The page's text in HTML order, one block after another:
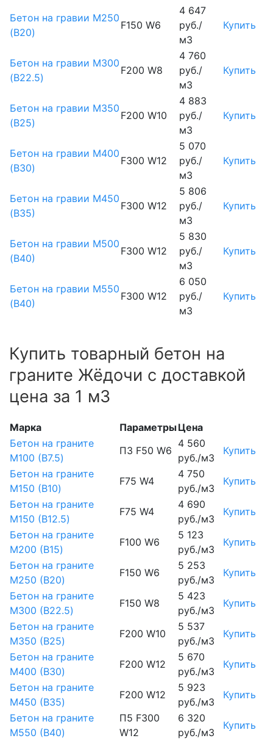
Бетон на гравии М250
(B20)
F150 W6
4 647
руб./
м3
Купить
Бетон на гравии М300
(B22.5)
F200 W8
4 760
руб./
м3
Купить
Бетон на гравии М350
(B25)
F200 W10
4 883
руб./
м3
Купить
Бетон на гравии М400
(B30)
F300 W12
5 070
руб./
м3
Купить
Бетон на гравии М450
(В35)
F300 W12
5 806
руб./
м3
Купить
Бетон на гравии М500
(В40)
F300 W12
5 830
руб./
м3
Купить
Бетон на гравии М550
(В40)
F300 W12
6 050
руб./
м3
Купить
Купить товарный бетон на
граните Жёдочи с доставкой
цена за 1 м3
Марка ПараметрыЦена
Бетон на граните
М100 (B7.5)
П3 F50 W6
4 560
руб./м3
Купить
Бетон на граните
М150 (B10)
F75 W4
4 750
руб./м3
Купить
Бетон на граните
М150 (B12.5)
F75 W4
4 690
руб./м3
Купить
Бетон на граните
М200 (B15)
F100 W6
5 123
руб./м3
Купить
Бетон на граните
М250 (B20)
F150 W6
5 253
руб./м3
Купить
Бетон на граните
М300 (B22.5)
F150 W8
5 423
руб./м3
Купить
Бетон на граните
М350 (B25)
F200 W10
5 537
руб./м3
Купить
Бетон на граните
М400 (B30)
F200 W12
5 670
руб./м3
Купить
Бетон на граните
М450 (B35)
F200 W12
5 923
руб./м3
Купить
Бетон на граните
М550 (B40)
П5 F300
W12
6 320
руб./м3
Купить